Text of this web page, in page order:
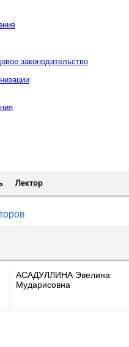
законодательство
Лектор
АСАДУЛЛИНА Эвелина
Мударисовна